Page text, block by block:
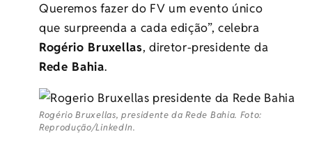
Queremos fazer do FV um evento único
que surpreenda a cada edição”, celebra
Rogério Bruxellas, diretor-presidente da
Rede Bahia.
Rogério Bruxellas, presidente da Rede Bahia. Foto:
Reprodução/LinkedIn.